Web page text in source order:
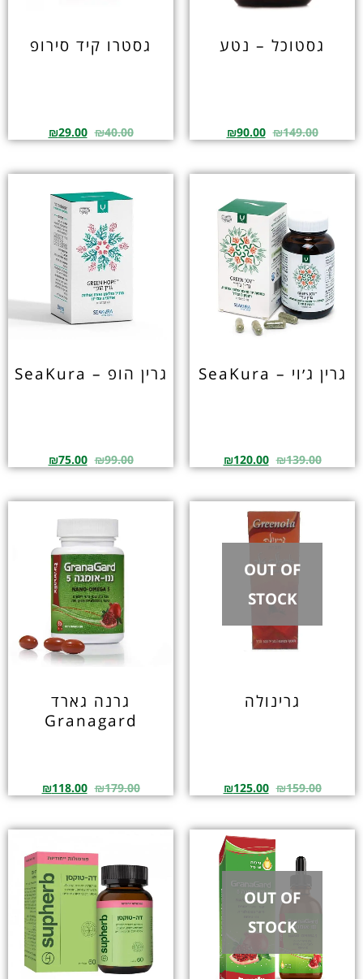
גסטוכל – נטע
₪149.00
₪90.00
גסטרו קיד סירופ
₪40.00
₪29.00
גרין ג׳וי – SeaKura
₪139.00
₪120.00
גרין הופ – SeaKura
₪99.00
₪75.00
OUT OF
STOCK
גרינולה
₪159.00
₪125.00
גרנה גארד
Granagard
₪179.00
₪118.00
OUT OF
STOCK